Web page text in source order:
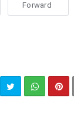
Forward